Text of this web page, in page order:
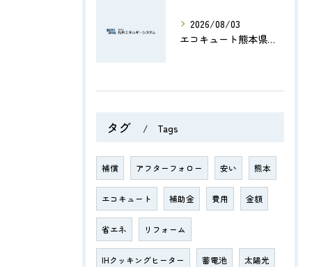
2026/08/03
エコキュート熊本県買い替え実質総額や補助金活用で賢く負担を抑える最新ガイド
タグ Tags
補償 アフターフォロー 安い 熊本
エコキュート 補助金 費用 金額
省エネ リフォーム
IHクッキングヒーター 蓄電池 太陽光